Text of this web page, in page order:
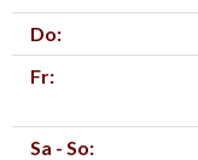
Do:
Fr:
Sa - So: